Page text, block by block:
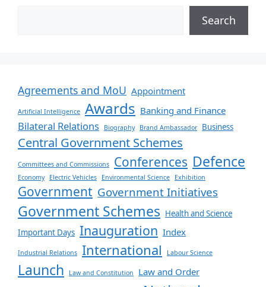
Search
Agreements and MoU Appointment
Artificial Intelligence Awards Banking and Finance
Bilateral Relations Biography Brand Ambassador Business
Central Government Schemes
Committees and Commissions Conferences Defence
Economy Electric Vehicles Environmental Science Exhibition
Government Government Initiatives
Government Schemes Health and Science
Important Days Inauguration Index
Industrial Relations International Labour Science
Launch Law and Constitution Law and Order